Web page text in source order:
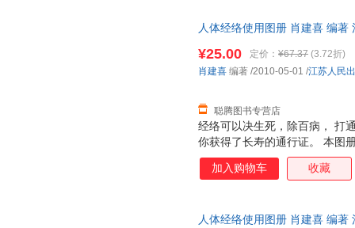
穴、功能疗效一目了然，查找
清晰，尤其方便中老年读者的
人体经络使用图册 肖建喜 编著
经络可以决生死，除百病， 打
你获得了长寿的通行证。 本图
打通经络的最快途经。 ◎ 专家
编著，易玮博士审定； ◎ 内容
穴、功能疗效一目了然，查找
¥25.00 定价： ¥67.37 (3.72折)
聪腾图书专营店
肖建喜 编著 /2010-05-01 /江苏人民
加入购物车 收藏
人体经络使用图册 肖建喜 编著